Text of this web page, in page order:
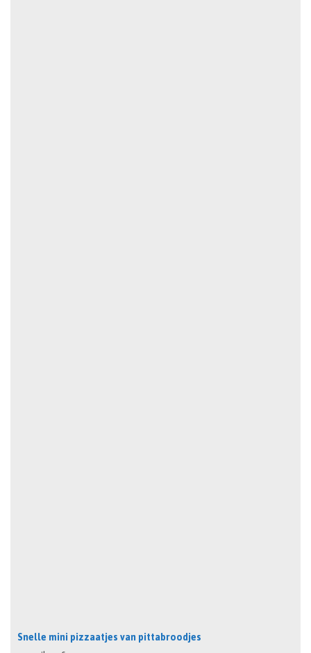
Snelle mini pizzaatjes van pittabroodjes